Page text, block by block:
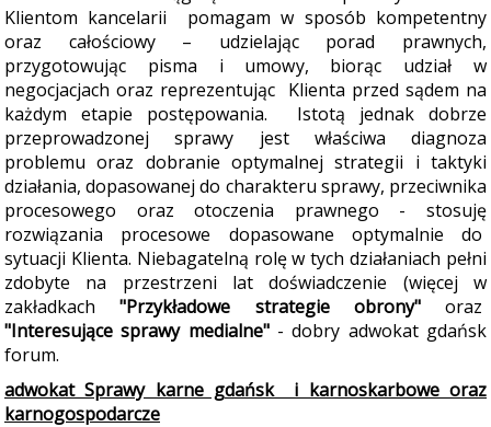
Klientom kancelarii pomagam w sposób kompetentny
oraz całościowy – udzielając porad prawnych,
przygotowując pisma i umowy, biorąc udział w
negocjacjach oraz reprezentując Klienta przed sądem na
każdym etapie postępowania. Istotą jednak dobrze
przeprowadzonej sprawy jest właściwa diagnoza
problemu oraz dobranie optymalnej strategii i taktyki
działania, dopasowanej do charakteru sprawy, przeciwnika
procesowego oraz otoczenia prawnego - stosuję
rozwiązania procesowe dopasowane optymalnie do
sytuacji Klienta. Niebagatelną rolę w tych działaniach pełni
zdobyte na przestrzeni lat doświadczenie (więcej w
zakładkach"Przykładowe strategie obrony"oraz
"Interesujące sprawy medialne"- dobry adwokat gdańsk
forum.
adwokat Sprawy karne gdańsk i karnoskarbowe oraz
karnogospodarcze